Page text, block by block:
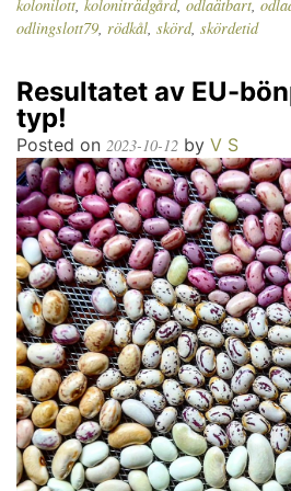
kolonilott, koloniträdgård, odlaätbart,
odlingslott79, rödkål, skörd, skördetid
Resultatet av EU-
typ!
Posted on 2023-10-12 by V S